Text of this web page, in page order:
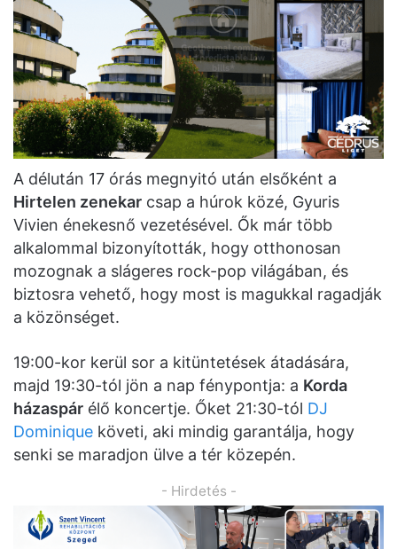
A délután 17 órás megnyitó után elsőként a
Hirtelen zenekar csap a húrok közé, Gyuris
Vivien énekesnő vezetésével. Ők már több
alkalommal bizonyították, hogy otthonosan
mozognak a slágeres rock-pop világában, és
biztosra vehető, hogy most is magukkal ragadják
a közönséget.
19:00-kor kerül sor a kitüntetések átadására,
majd 19:30-tól jön a nap fénypontja: a Korda
házaspár élő koncertje. Őket 21:30-tól DJ
Dominique követi, aki mindig garantálja, hogy
senki se maradjon ülve a tér közepén.
- Hirdetés -